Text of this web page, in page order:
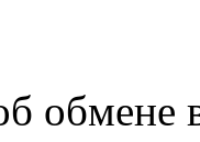
обмене